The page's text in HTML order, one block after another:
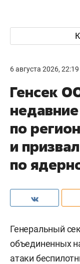
6 августа 2026, 22:19
Генсек
по
и
по
Генеральный
объединенных
атаки